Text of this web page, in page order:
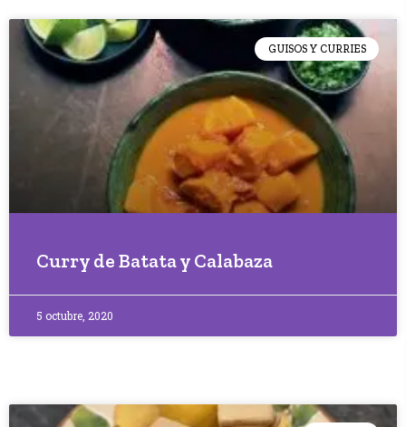
GUISOS Y CURRIES
Curry de Batata y Calabaza
5 octubre, 2020